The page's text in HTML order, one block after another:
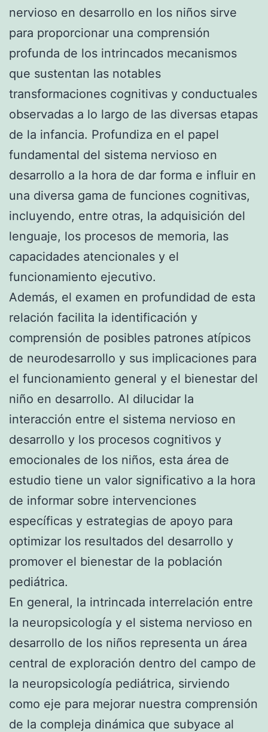
nervioso en desarrollo en los niños sirve
para proporcionar una comprensión
profunda de los intrincados mecanismos
que sustentan las notables
transformaciones cognitivas y conductuales
observadas a lo largo de las diversas etapas
de la infancia. Profundiza en el papel
fundamental del sistema nervioso en
desarrollo a la hora de dar forma e influir en
una diversa gama de funciones cognitivas,
incluyendo, entre otras, la adquisición del
lenguaje, los procesos de memoria, las
capacidades atencionales y el
funcionamiento ejecutivo.
Además, el examen en profundidad de esta
relación facilita la identificación y
comprensión de posibles patrones atípicos
de neurodesarrollo y sus implicaciones para
el funcionamiento general y el bienestar del
niño en desarrollo. Al dilucidar la
interacción entre el sistema nervioso en
desarrollo y los procesos cognitivos y
emocionales de los niños, esta área de
estudio tiene un valor significativo a la hora
de informar sobre intervenciones
específicas y estrategias de apoyo para
optimizar los resultados del desarrollo y
promover el bienestar de la población
pediátrica.
En general, la intrincada interrelación entre
la neuropsicología y el sistema nervioso en
desarrollo de los niños representa un área
central de exploración dentro del campo de
la neuropsicología pediátrica, sirviendo
como eje para mejorar nuestra comprensión
de la compleja dinámica que subyace al